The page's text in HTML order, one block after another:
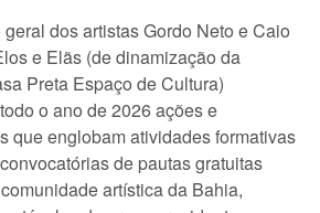
dos artistas Gordo Neto e Caio
e Elãs (de dinamização da
Preta Espaço de Cultura)
o ano de 2026 ações e
que englobam atividades formativas
de pautas gratuitas
artística da Bahia,